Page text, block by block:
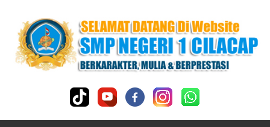
content